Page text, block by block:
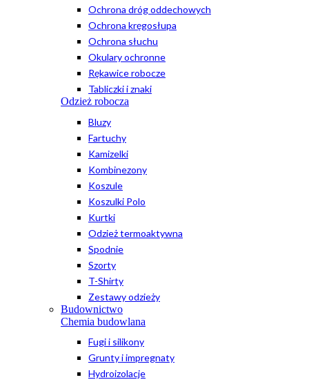
Ochrona dróg oddechowych
Ochrona kręgosłupa
Ochrona słuchu
Okulary ochronne
Rękawice robocze
Tabliczki i znaki
Odzież robocza
Bluzy
Fartuchy
Kamizelki
Kombinezony
Koszule
Koszulki Polo
Kurtki
Odzież termoaktywna
Spodnie
Szorty
T-Shirty
Zestawy odzieży
Budownictwo
Chemia budowlana
Fugi i silikony
Grunty i impregnaty
Hydroizolacje